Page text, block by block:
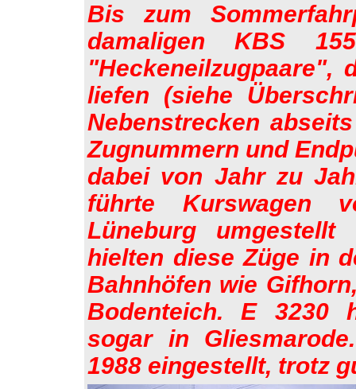
Bis zum
damaligen KBS
"Heckeneilzugpaare",
liefen (siehe
Nebenstrecken
Zugnummern und
dabei von Jahr zu
führte Kurswagen
Lüneburg
hielten diese Züge in
Bahnhöfen wie
Bodenteich. E 3230
sogar in
1988 eingestellt, trotz